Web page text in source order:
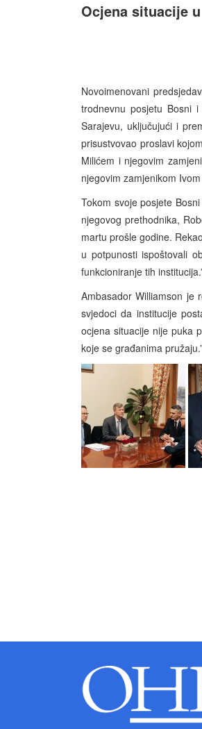
Ocjena situacije
Novoimenovani
trodnevnu posjetu Bosni
Sarajevu, uključujući i
prisustvovao proslavi
Milićem i njegovim
njegovim zamjenikom
Tokom svoje posjete
njegovog prethodnika,
martu prošle godine.
u potpunosti ispoštovali
funkcioniranje tih
Ambasador Williamson je
svjedoci da institucije
ocjena situacije nije puka
koje se građanima